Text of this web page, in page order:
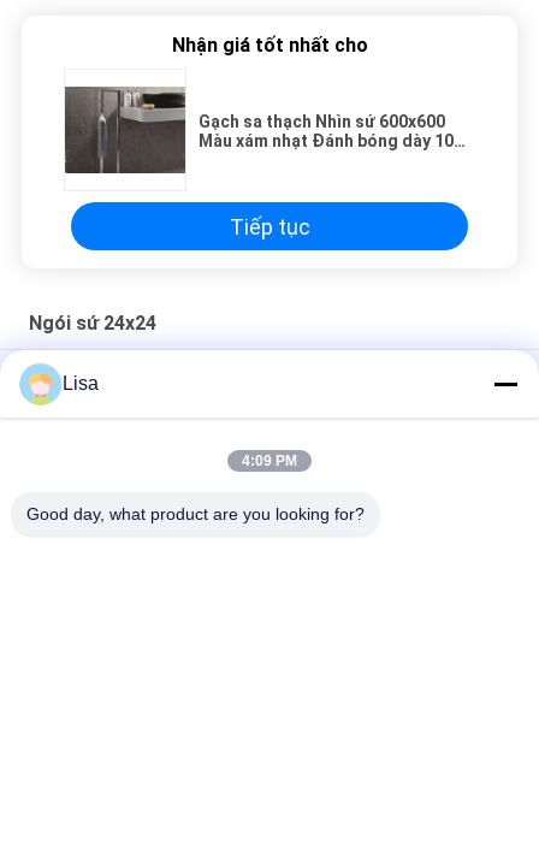
Nhận giá tốt nhất cho
Gạch sa thạch Nhìn sứ 600x600
Màu xám nhạt Đánh bóng dày 10
Tiếp tục
Ngói sứ 24x24
Ngói sứ 24x24 Xử lý bề mặt mờ chống mờ
Gạch lát nền sa thạch 24x24 / Gạch sứ sa thạch 600 * 600 MM
Ngói sứ màu vàng cho cảnh báo xúc giác mù theo dõi sàn
Lisa
4:09 PM
Good day, what product are you looking for?